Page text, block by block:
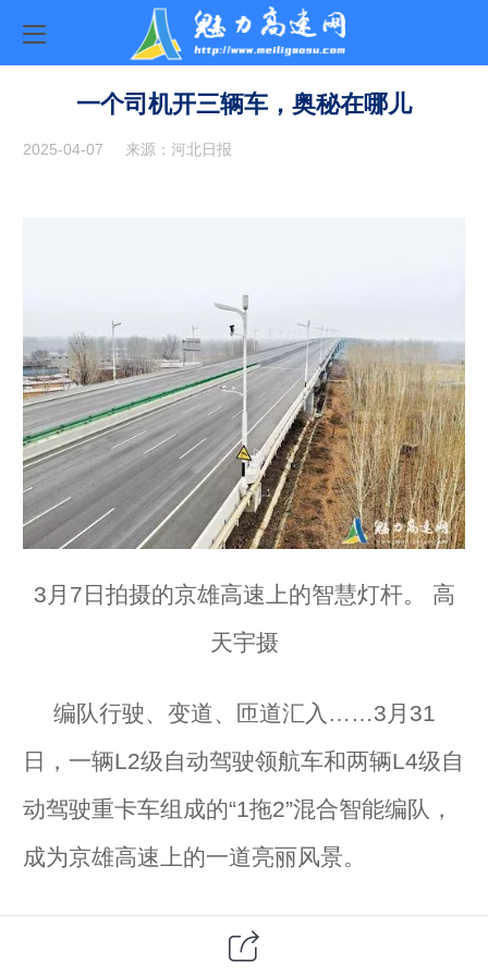
一个司机开三辆车，奥秘在哪儿
2025-04-07 来源：河北日报
3月7日拍摄的京雄高速上的智慧灯杆。 高
天宇摄
编队行驶、变道、匝道汇入……3月31
日，一辆L2级自动驾驶领航车和两辆L4级自
动驾驶重卡车组成的“1拖2”混合智能编队，
成为京雄高速上的一道亮丽风景。
是连接北京城区与雄安新区最便